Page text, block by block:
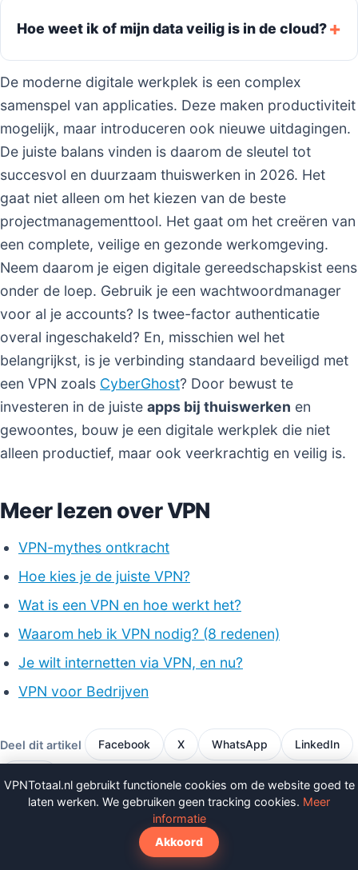
Hoe weet ik of mijn data veilig is in de cloud?
De moderne digitale werkplek is een complex
samenspel van applicaties. Deze maken productiviteit
mogelijk, maar introduceren ook nieuwe uitdagingen.
De juiste balans vinden is daarom de sleutel tot
succesvol en duurzaam thuiswerken in 2026. Het
gaat niet alleen om het kiezen van de beste
projectmanagementtool. Het gaat om het creëren van
een complete, veilige en gezonde werkomgeving.
Neem daarom je eigen digitale gereedschapskist eens
onder de loep. Gebruik je een wachtwoordmanager
voor al je accounts? Is twee-factor authenticatie
overal ingeschakeld? En, misschien wel het
belangrijkst, is je verbinding standaard beveiligd met
een VPN zoals CyberGhost? Door bewust te
investeren in de juiste apps bij thuiswerken en
gewoontes, bouw je een digitale werkplek die niet
alleen productief, maar ook veerkrachtig en veilig is.
Meer lezen over VPN
VPN-mythes ontkracht
Hoe kies je de juiste VPN?
Wat is een VPN en hoe werkt het?
Waarom heb ik VPN nodig? (8 redenen)
Je wilt internetten via VPN, en nu?
VPN voor Bedrijven
Deel dit artikel Facebook X WhatsApp LinkedIn
Toevoegen als voorkeursbron op
VPNTotaal.nl gebruikt functionele cookies om de website goed te
laten werken. We gebruiken geen tracking cookies. Meer
informatie
Akkoord